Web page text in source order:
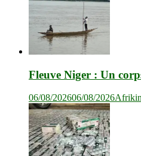
Fleuve Niger : Un
06/08/202606/08/2026